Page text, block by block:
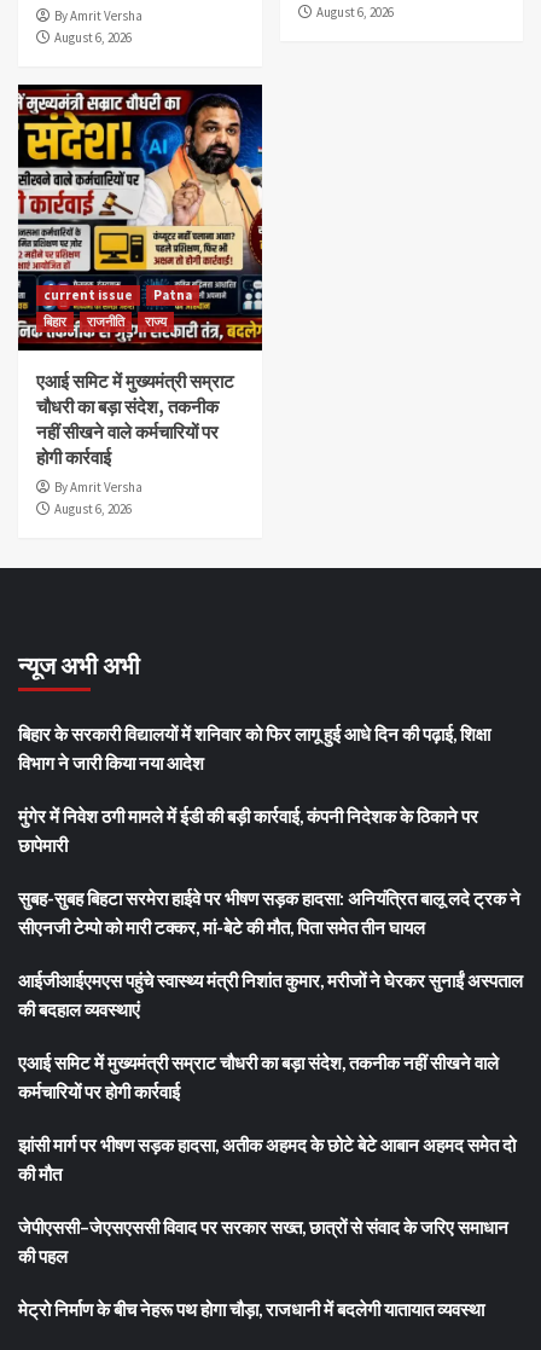
By Amrit Versha
August 6, 2026
August 6, 2026
current issue
Patna
बिहार
राजनीति राज्य
एआई समिट में मुख्यमंत्री सम्राट
चौधरी का बड़ा संदेश, तकनीक
नहीं सीखने वाले कर्मचारियों पर
होगी कार्रवाई
By Amrit Versha
August 6, 2026
न्यूज अभी अभी
बिहार के सरकारी विद्यालयों में शनिवार को फिर लागू हुई आधे दिन की पढ़ाई, शिक्षा
विभाग ने जारी किया नया आदेश
मुंगेर में निवेश ठगी मामले में ईडी की बड़ी कार्रवाई, कंपनी निदेशक के ठिकाने पर
छापेमारी
सुबह-सुबह बिहटा सरमेरा हाईवे पर भीषण सड़क हादसा: अनियंत्रित बालू लदे ट्रक ने
सीएनजी टेम्पो को मारी टक्कर, मां-बेटे की मौत, पिता समेत तीन घायल
आईजीआईएमएस पहुंचे स्वास्थ्य मंत्री निशांत कुमार, मरीजों ने घेरकर सुनाईं अस्पताल
की बदहाल व्यवस्थाएं
एआई समिट में मुख्यमंत्री सम्राट चौधरी का बड़ा संदेश, तकनीक नहीं सीखने वाले
कर्मचारियों पर होगी कार्रवाई
झांसी मार्ग पर भीषण सड़क हादसा, अतीक अहमद के छोटे बेटे आबान अहमद समेत दो
की मौत
जेपीएससी–जेएसएससी विवाद पर सरकार सख्त, छात्रों से संवाद के जरिए समाधान
की पहल
मेट्रो निर्माण के बीच नेहरू पथ होगा चौड़ा, राजधानी में बदलेगी यातायात व्यवस्था